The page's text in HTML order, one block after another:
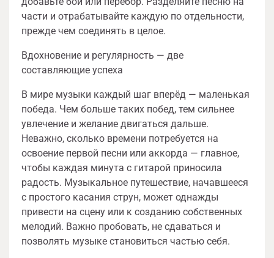
части и отрабатывайте каждую по отдельности,
прежде чем соединять в целое.
Вдохновение и регулярность — две
составляющие успеха
В мире музыки каждый шаг вперёд — маленькая
победа. Чем больше таких побед, тем сильнее
увлечение и желание двигаться дальше.
Неважно, сколько времени потребуется на
освоение первой песни или аккорда — главное,
чтобы каждая минута с гитарой приносила
радость. Музыкальное путешествие, начавшееся
с простого касания струн, может однажды
привести на сцену или к созданию собственных
мелодий. Важно пробовать, не сдаваться и
позволять музыке становиться частью себя.